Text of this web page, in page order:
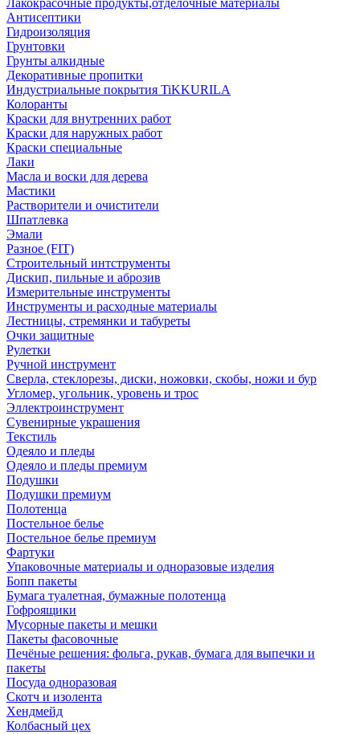
Лакокрасочные продукты,отделочные материалы
Антисептики
Гидроизоляция
Грунтовки
Грунты алкидные
Декоративные пропитки
Индустриальные покрытия TiKKURILA
Колоранты
Краски для внутренних работ
Краски для наружных работ
Краски специальные
Лаки
Масла и воски для дерева
Мастики
Растворители и очистители
Шпатлевка
Эмали
Разное (FIT)
Строительный интструменты
Дискип, пильные и аброзив
Измерительные инструменты
Инструменты и расходные материалы
Лестницы, стремянки и табуреты
Очки защитные
Рулетки
Ручной инструмент
Сверла, стеклорезы, диски, ножовки, скобы, ножи и бур
Угломер, угольник, уровень и трос
Эллектроинструмент
Сувенирные украшения
Текстиль
Одеяло и пледы
Одеяло и пледы премиум
Подушки
Подушки премиум
Полотенца
Постельное белье
Постельное белье премиум
Фартуки
Упаковочные материалы и одноразовые изделия
Бопп пакеты
Бумага туалетная, бумажные полотенца
Гофроящики
Мусорные пакеты и мешки
Пакеты фасовочные
Печёные решения: фольга, рукав, бумага для выпечки и
пакеты
Посуда одноразовая
Скотч и изолента
Хендмейд
Колбасный цех